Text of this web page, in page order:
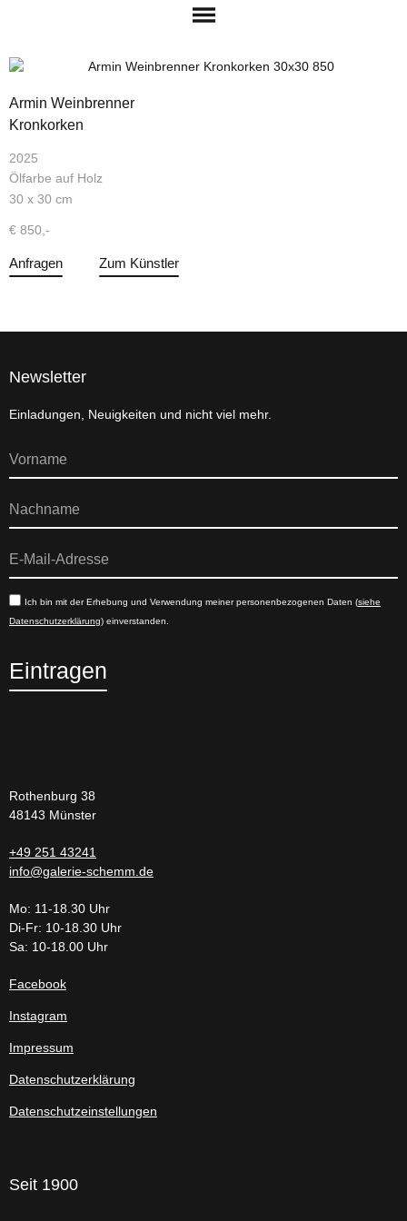
Armin Weinbrenner
Kronkorken
2025
Ölfarbe auf Holz
30 x 30 cm
€ 850,-
Anfragen Zum Künstler
Newsletter
Einladungen, Neuigkeiten und nicht viel mehr.
Ich bin mit der Erhebung und Verwendung meiner personenbezogenen Daten (siehe
Datenschutzerklärung) einverstanden.
Eintragen
Rothenburg 38
48143 Münster
+49 251 43241
info@galerie-schemm.de
Mo: 11-18.30 Uhr
Di-Fr: 10-18.30 Uhr
Sa: 10-18.00 Uhr
Facebook
Instagram
Impressum
Datenschutzerklärung
Datenschutzeinstellungen
Seit 1900